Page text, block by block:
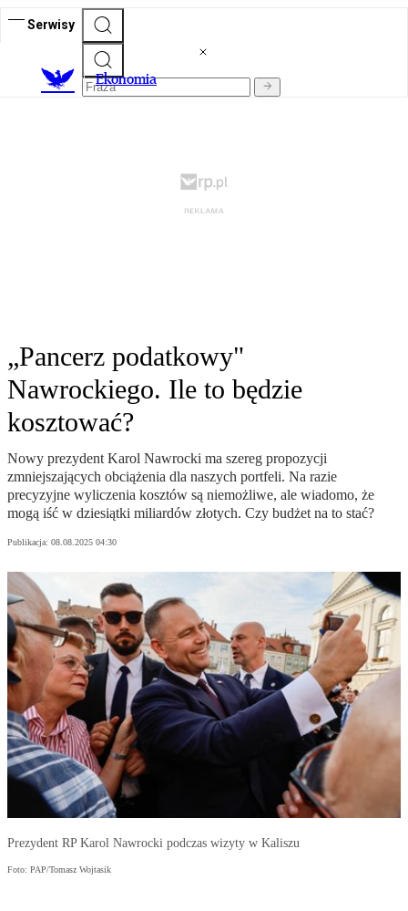
Serwisy
Ekonomia
„Pancerz podatkowy"
Nawrockiego. Ile to będzie
kosztować?
Nowy prezydent Karol Nawrocki ma szereg propozycji
zmniejszających obciążenia dla naszych portfeli. Na razie
precyzyjne wyliczenia kosztów są niemożliwe, ale wiadomo, że
mogą iść w dziesiątki miliardów złotych. Czy budżet na to stać?
Publikacja: 08.08.2025 04:30
Prezydent RP Karol Nawrocki podczas wizyty w Kaliszu
Foto: PAP/Tomasz Wojtasik